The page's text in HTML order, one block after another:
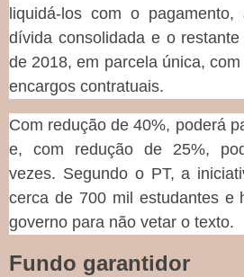
liquidá-los com o
dívida consolidada e o
de 2018, em parcela única,
encargos contratuais.
Com redução de 40%, poderá
e, com redução de 25%,
vezes. Segundo o PT, a
cerca de 700 mil estudantes e
governo para não vetar o texto.
Fundo garantidor